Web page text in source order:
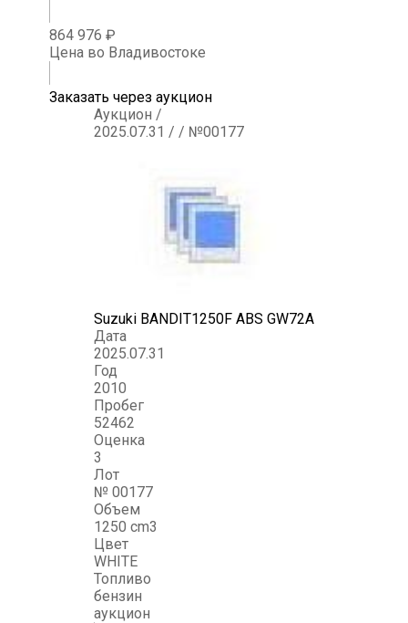
864 976 ₽
Цена во Владивостоке
Заказать через аукцион
Аукцион /
2025.07.31 / / №00177
Suzuki BANDIT1250F ABS GW72A
Дата
2025.07.31
Год
2010
Пробег
52462
Оценка
3
Лот
№ 00177
Объем
1250 cm3
Цвет
WHITE
Топливо
бензин
аукцион